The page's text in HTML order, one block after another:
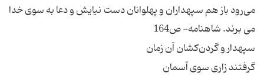
می‌رود باز هم سپهداران و پهلوانان دست نیایش و دعا به سوی خدا
می برند. شاهنامه- ص164
سپهدار و گردن‌کشان آن زمان
گرفتند زاری سوی آسمان